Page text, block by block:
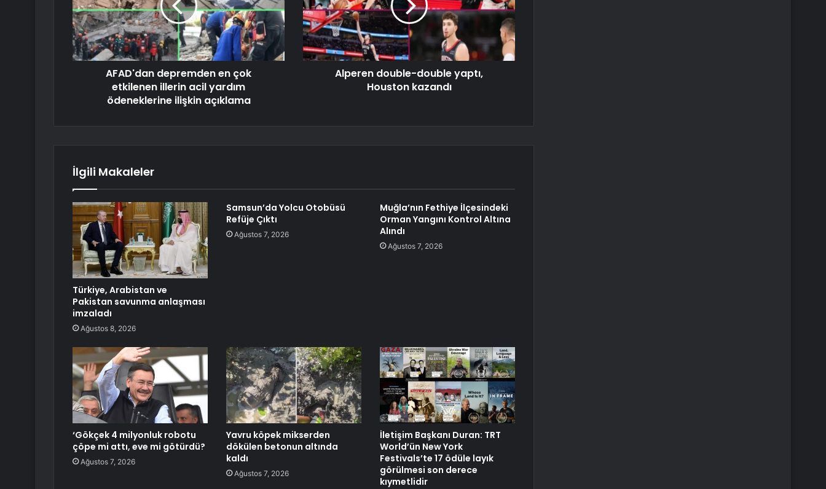
AFAD'dan depremden en çok
etkilenen illerin acil yardım
ödeneklerine ilişkin açıklama
Alperen double-double yaptı,
Houston kazandı
İlgili Makaleler
Türkiye, Arabistan ve
Pakistan savunma anlaşması
imzaladı
Ağustos 8, 2026
Samsun’da Yolcu Otobüsü
Refüje Çıktı
Ağustos 7, 2026
Muğla’nın Fethiye İlçesindeki
Orman Yangını Kontrol Altına
Alındı
Ağustos 7, 2026
‘Gökçek 4 milyonluk robotu
çöpe mi attı, eve mi götürdü?
Ağustos 7, 2026
Yavru köpek mikserden
dökülen betonun altında
kaldı
Ağustos 7, 2026
İletişim Başkanı Duran: TRT
World’ün New York
Festivals’te 17 ödüle layık
görülmesi son derece
kıymetlidir